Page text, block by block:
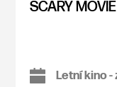
SCARY
Letní kino -